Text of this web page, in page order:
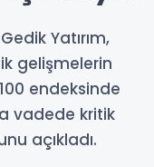
Yatırım,
gelişmelerin
endeksinde
vadede kritik
açıkladı.